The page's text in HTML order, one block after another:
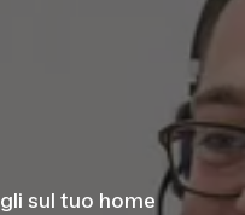
sul tuo home